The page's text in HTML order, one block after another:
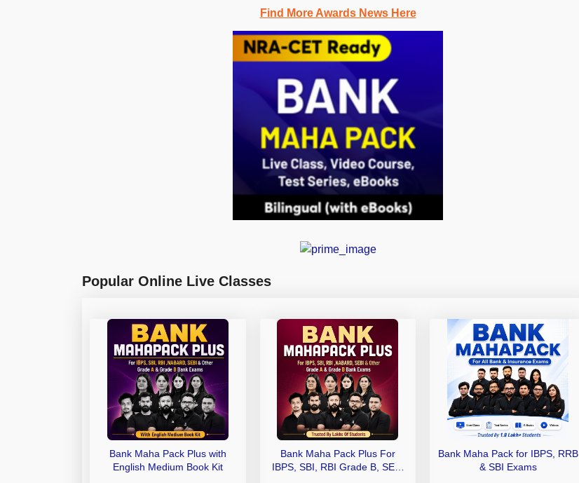
Find More Awards News Here
Popular Online Live Classes
Bank Maha Pack Plus with
English Medium Book Kit
Bank Maha Pack Plus For
IBPS, SBI, RBI Grade B, SEBI
Bank Maha Pack for IBPS, RRB
& SBI Exams